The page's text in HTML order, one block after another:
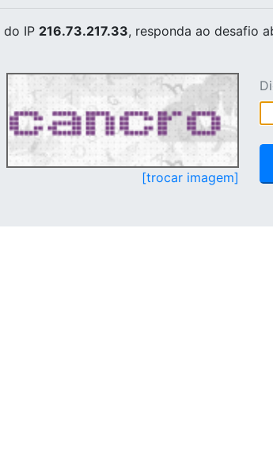
do IP 216.73.217.33, responda ao desafio
[trocar imagem]